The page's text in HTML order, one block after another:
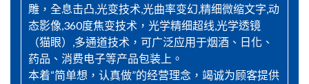
雕，全息击凸,光变技术,光曲率变幻,精细微缩文字,动
态影像,360度焦变技术，光学精细超线,光学透镜
（猫眼）,多通道技术，可广泛应用于烟酒、日化、
药品、消费电子等产品包装上。
本着“简单想，认真做”的经营理念，竭诚为顾客提供